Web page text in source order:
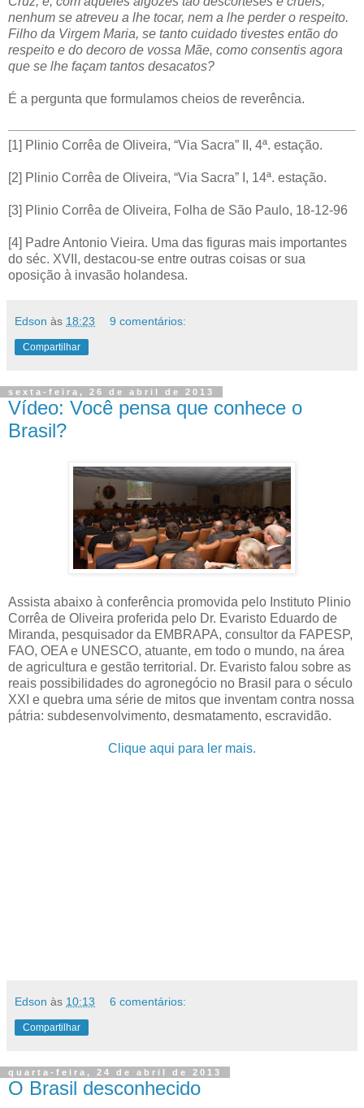
nenhum se atreveu a lhe tocar, nem a lhe perder o respeito.
Filho da Virgem Maria, se tanto cuidado tivestes então do
respeito e do decoro de vossa Mãe, como consentis agora
que se lhe façam tantos desacatos?
É a pergunta que formulamos cheios de reverência.
[1] Plinio Corrêa de Oliveira, “Via Sacra” II, 4ª. estação.
[2] Plinio Corrêa de Oliveira, “Via Sacra” I, 14ª. estação.
[3] Plinio Corrêa de Oliveira, Folha de São Paulo, 18-12-96
[4] Padre Antonio Vieira. Uma das figuras mais importantes
do séc. XVII, destacou-se entre outras coisas or sua
oposição à invasão holandesa.
Edson às 18:23 9 comentários:
Compartilhar
sexta-feira, 26 de abril de 2013
Vídeo: Você pensa que conhece o
Brasil?
Assista abaixo à conferência promovida pelo Instituto Plinio
Corrêa de Oliveira proferida pelo Dr. Evaristo Eduardo de
Miranda, pesquisador da EMBRAPA, consultor da FAPESP,
FAO, OEA e UNESCO, atuante, em todo o mundo, na área
de agricultura e gestão territorial. Dr. Evaristo falou sobre as
reais possibilidades do agronegócio no Brasil para o século
XXI e quebra uma série de mitos que inventam contra nossa
pátria: subdesenvolvimento, desmatamento, escravidão.
Clique aqui para ler mais.
Edson às 10:13 6 comentários:
Compartilhar
quarta-feira, 24 de abril de 2013
O Brasil desconhecido